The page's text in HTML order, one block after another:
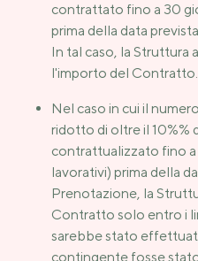
contrattato fino a 30
prima della data
In tal caso, la Struttura
l'importo del Contratto.
Nel caso in cui il
ridotto di oltre il 10%%
contrattualizzato fino
lavorativi) prima della
Prenotazione, la
Contratto solo entro i
sarebbe stato
contingente fosse